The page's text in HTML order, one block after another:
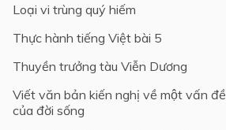
Lớp 9
Lớp 8
Lớp 7
Lớp 6
Loại vi trùng quý hiếm
Thực hành tiếng Việt bài 5
Thuyền trưởng tàu Viễn Dương
Viết văn bản kiến nghị về một vấn đề
của đời sống